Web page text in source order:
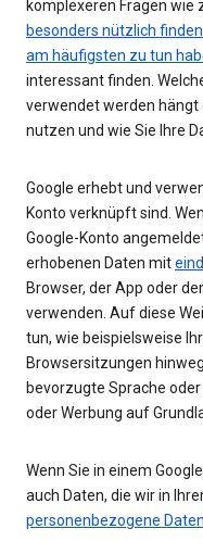
komplexeren Fragen wie
besonders nützlich finden
am häufigsten zu tun
interessant finden.
verwendet werden hängt
nutzen und wie Sie Ihre
Google erhebt und
Konto verknüpft sind.
Google-Konto
erhobenen Daten mit
Browser, der App oder
verwenden. Auf diese
tun, wie beispielsweise
Browsersitzungen
bevorzugte Sprache
oder Werbung auf
Wenn Sie in einem
auch Daten, die wir in
personenbezogene Daten